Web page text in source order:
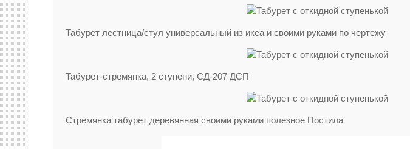
Табурет лестница/стул универсальный из икеа и своими руками по чертежу
Табурет-стремянка, 2 ступени, СД-207 ДСП
Стремянка табурет деревянная своими руками полезное Постила